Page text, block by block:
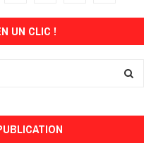
UN CLIC !